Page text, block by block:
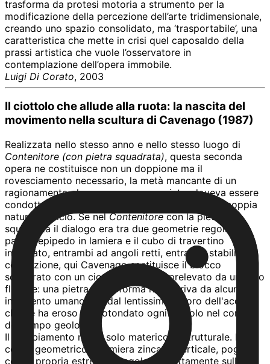
trasforma da protesi motoria a strumento per la
modificazione della percezione dell’arte tridimensionale,
creando uno spazio consolidato, ma ‘trasportabile’, una
caratteristica che mette in crisi quel caposaldo della
prassi artistica che vuole l’osservatore in
contemplazione dell’opera immobile.
Luigi Di Corato, 2003
Il ciottolo che allude alla ruota: la nascita del
movimento nella scultura di Cavenago (1987)
Realizzata nello stesso anno e nello stesso luogo di
Contenitore (con pietra squadrata), questa seconda
opera ne costituisce non un doppione ma il
rovesciamento necessario, la metà mancante di un
ragionamento che, per essere compiuto, doveva essere
condotto fino in fondo su entrambi i fronti della coppia
natura/artificio. Se nelContenitorecon la pietra
squadrata il dialogo era tra due geometrie regolari, il
parallelepipedo in lamiera e il cubo di travertino
intagliato, entrambi ad angoli retti, entrambi stabili per
costruzione, qui Cavenago sostituisce il blocco
squadrato con un ciottolo levigato, prelevato da un letto
fluviale: una pietra la cui forma non deriva da alcun
intervento umano, ma dal lentissimo lavoro dell'acqua
che ne ha eroso e arrotondato ogni spigolo nel corso
del tempo geologico.
Il cambiamento non è solo materico, è strutturale. Il
corpo geometrico in lamiera zincata, verticale, poggia
con la propria estremità angolata direttamente sulla